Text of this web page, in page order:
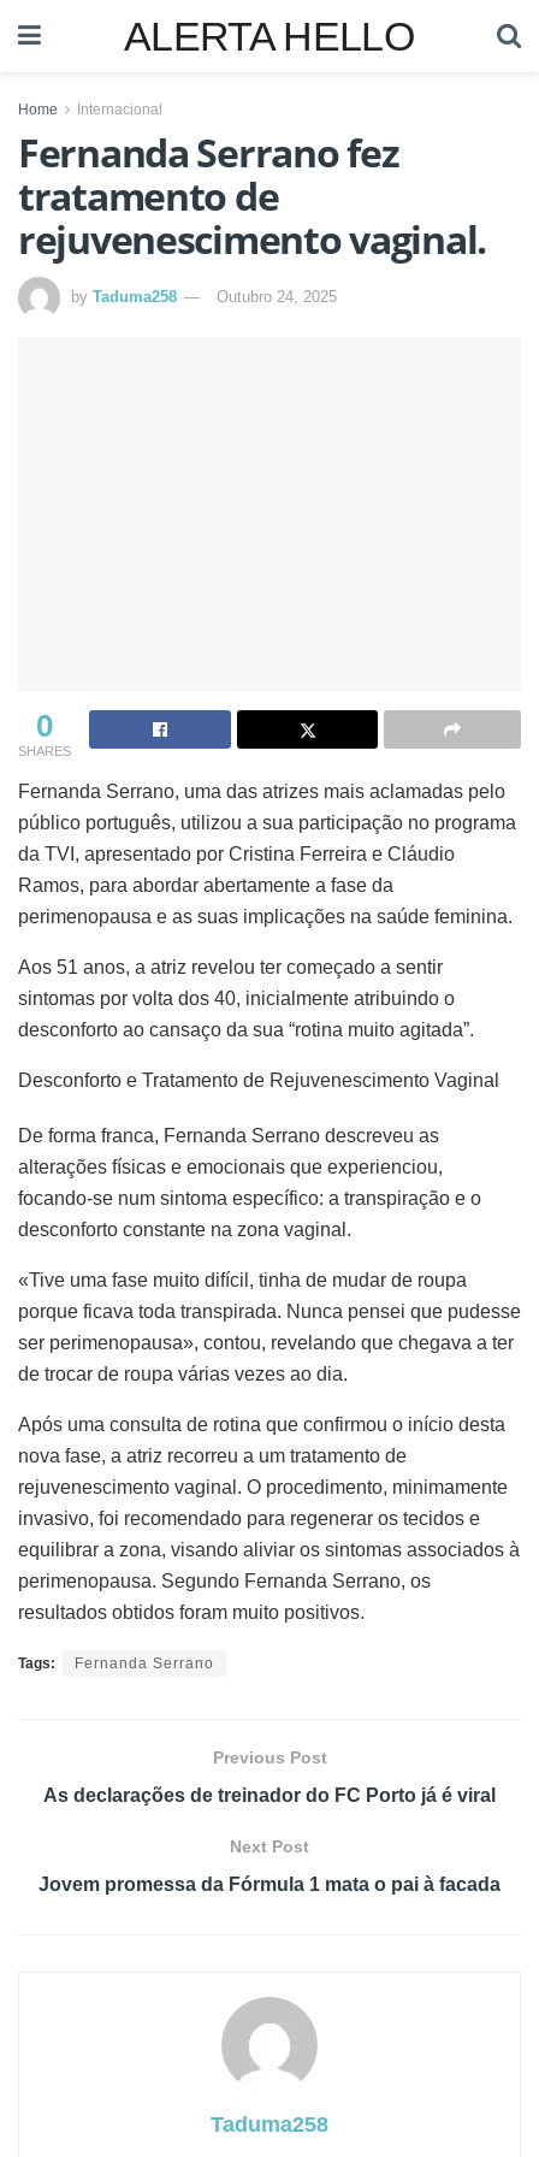
ALERTA HELLO
Home Internacional
Fernanda Serrano fez
tratamento de
rejuvenescimento vaginal.
by Taduma258 Outubro 24, 2025
0
SHARES
Fernanda Serrano, uma das atrizes mais aclamadas pelo
público português, utilizou a sua participação no programa
da TVI, apresentado por Cristina Ferreira e Cláudio
Ramos, para abordar abertamente a fase da
perimenopausa e as suas implicações na saúde feminina.
Aos 51 anos, a atriz revelou ter começado a sentir
sintomas por volta dos 40, inicialmente atribuindo o
desconforto ao cansaço da sua “rotina muito agitada”.
Desconforto e Tratamento de Rejuvenescimento Vaginal
De forma franca, Fernanda Serrano descreveu as
alterações físicas e emocionais que experienciou,
focando-se num sintoma específico: a transpiração e o
desconforto constante na zona vaginal.
«Tive uma fase muito difícil, tinha de mudar de roupa
porque ficava toda transpirada. Nunca pensei que pudesse
ser perimenopausa», contou, revelando que chegava a ter
de trocar de roupa várias vezes ao dia.
Após uma consulta de rotina que confirmou o início desta
nova fase, a atriz recorreu a um tratamento de
rejuvenescimento vaginal. O procedimento, minimamente
invasivo, foi recomendado para regenerar os tecidos e
equilibrar a zona, visando aliviar os sintomas associados à
perimenopausa. Segundo Fernanda Serrano, os
resultados obtidos foram muito positivos.
Tags: Fernanda Serrano
Previous Post
As declarações de treinador do FC Porto já é viral
Next Post
Jovem promessa da Fórmula 1 mata o pai à facada
Taduma258